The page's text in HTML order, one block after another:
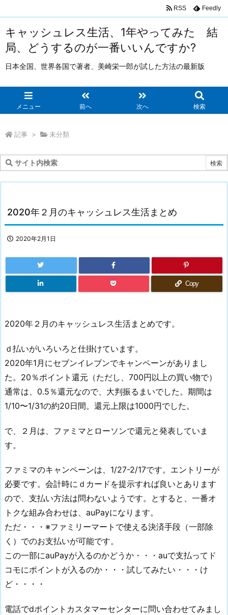
キャッシュレス生活、1年やってみた 結
局、どうするのが一番いいんですか?
日本全国、世界各国で著者、美崎栄一郎が試した方法の最新版
メニュー 前へ 次へ 検索
RSS Feedly
記事 > 未分類
2020年２月のキャッシュレス生活まとめ
2020年2月1日
Copy
2020年２月のキャッシュレス生活まとめです。
ｄ払いがいろいろと仕掛けています。
2020年1月にセブンイレブンでキャンペーンがありまし
た。20％ポイント還元（ただし、700円以上の買い物で）
通常は、0.5％還元なので、大判振るまいでした。期間は
1/10〜1/31の約20日間。還元上限は1000円でした。
で、２月は、ファミマとローソンで還元と発表していま
す。
ファミマのキャンペーンは、1/27-2/17です。エントリーが
必要です。会計時にｄカードを提示すれば良いとあります
ので、支払い方法は問わないようです。とすると、一番オ
トクな組み合わせは、auPayになります。
ただ・・・※ファミリーマートで使える決済手段（一部除
く）でのお支払いが可能です。
この一部にauPayが入るのかどうか・・・auで支払ってド
コモにポイントが入るのか・・・試してみたい・・・け
ど・・・・
電話でdポイントカスタマーセンターに問い合わせてみまし